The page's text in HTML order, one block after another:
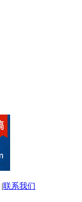
|联系我们